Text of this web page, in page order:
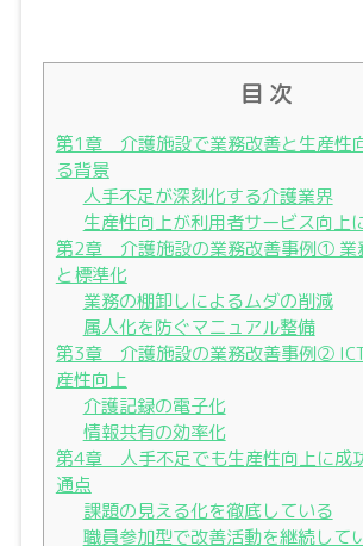
目 次
第1章 介護施設で業務改善と生産性
る背景
人手不足が深刻化する介護業界
生産性向上が利用者サービス向上
第2章 介護施設の業務改善事例① 業
と標準化
業務の棚卸しによるムダの削減
属人化を防ぐマニュアル整備
第3章 介護施設の業務改善事例②
産性向上
介護記録の電子化
情報共有の効率化
第4章 人手不足でも生産性向上に成
通点
課題の見える化を徹底している
職員参加型で改善活動を継続して